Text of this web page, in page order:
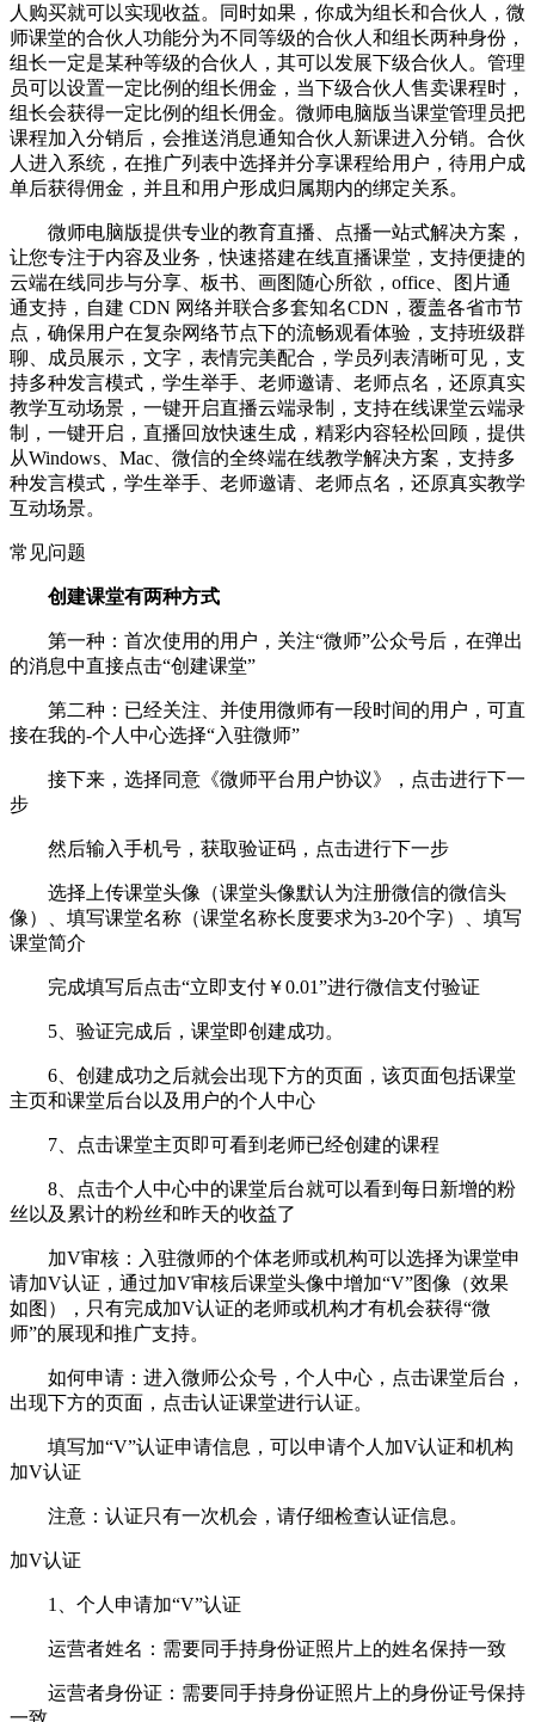
人购买就可以实现收益。同时如果，你成为组长和合伙人，微
师课堂的合伙人功能分为不同等级的合伙人和组长两种身份，
组长一定是某种等级的合伙人，其可以发展下级合伙人。管理
员可以设置一定比例的组长佣金，当下级合伙人售卖课程时，
组长会获得一定比例的组长佣金。微师电脑版当课堂管理员把
课程加入分销后，会推送消息通知合伙人新课进入分销。合伙
人进入系统，在推广列表中选择并分享课程给用户，待用户成
单后获得佣金，并且和用户形成归属期内的绑定关系。
微师电脑版提供专业的教育直播、点播一站式解决方案，
让您专注于内容及业务，快速搭建在线直播课堂，支持便捷的
云端在线同步与分享、板书、画图随心所欲，office、图片通
通支持，自建 CDN 网络并联合多套知名CDN，覆盖各省市节
点，确保用户在复杂网络节点下的流畅观看体验，支持班级群
聊、成员展示，文字，表情完美配合，学员列表清晰可见，支
持多种发言模式，学生举手、老师邀请、老师点名，还原真实
教学互动场景，一键开启直播云端录制，支持在线课堂云端录
制，一键开启，直播回放快速生成，精彩内容轻松回顾，提供
从Windows、Mac、微信的全终端在线教学解决方案，支持多
种发言模式，学生举手、老师邀请、老师点名，还原真实教学
互动场景。
常见问题
创建课堂有两种方式
第一种：首次使用的用户，关注“微师”公众号后，在弹出
的消息中直接点击“创建课堂”
第二种：已经关注、并使用微师有一段时间的用户，可直
接在我的-个人中心选择“入驻微师”
接下来，选择同意《微师平台用户协议》，点击进行下一
步
然后输入手机号，获取验证码，点击进行下一步
选择上传课堂头像（课堂头像默认为注册微信的微信头
像）、填写课堂名称（课堂名称长度要求为3-20个字）、填写
课堂简介
完成填写后点击“立即支付￥0.01”进行微信支付验证
5、验证完成后，课堂即创建成功。
6、创建成功之后就会出现下方的页面，该页面包括课堂
主页和课堂后台以及用户的个人中心
7、点击课堂主页即可看到老师已经创建的课程
8、点击个人中心中的课堂后台就可以看到每日新增的粉
丝以及累计的粉丝和昨天的收益了
加V审核：入驻微师的个体老师或机构可以选择为课堂申
请加V认证，通过加V审核后课堂头像中增加“V”图像（效果
如图），只有完成加V认证的老师或机构才有机会获得“微
师”的展现和推广支持。
如何申请：进入微师公众号，个人中心，点击课堂后台，
出现下方的页面，点击认证课堂进行认证。
填写加“V”认证申请信息，可以申请个人加V认证和机构
加V认证
注意：认证只有一次机会，请仔细检查认证信息。
加V认证
1、个人申请加“V”认证
运营者姓名：需要同手持身份证照片上的姓名保持一致
运营者身份证：需要同手持身份证照片上的身份证号保持
一致